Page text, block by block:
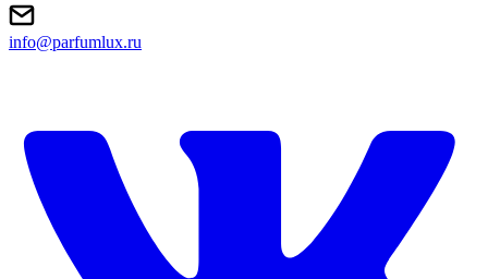
info@parfumlux.ru